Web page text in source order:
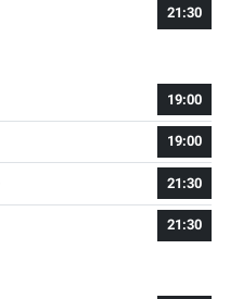
21:30
19:00
19:00
21:30
21:30